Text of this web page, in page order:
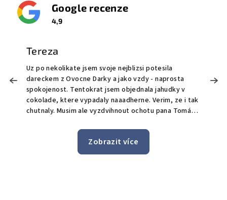
Google recenze
4,9
Tereza
Uz po nekolikate jsem svoje nejblizsi potesila
dareckem z Ovocne Darky a jako vzdy - naprosta
spokojenost. Tentokrat jsem objednala jahudky v
cokolade, ktere vypadaly naaadherne. Verim, ze i tak
chutnaly. Musim ale vyzdvihnout ochotu pana Tomáše
i po uplynuti bezne doby pro objednavky, ktere maji
brzy urcite spolu udelame nekomu dalsimu radost.
Zobrazit více